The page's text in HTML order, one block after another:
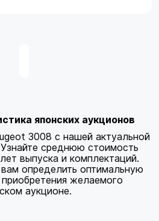
японских аукционов
3008 с нашей актуальной
среднюю стоимость
выпуска и комплектаций.
определить оптимальную
желаемого
аукционе.